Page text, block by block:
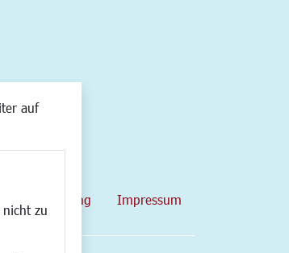
auf
zu
Impressum